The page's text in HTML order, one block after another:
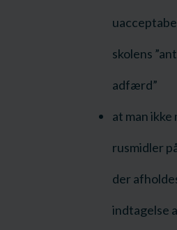
skolens
adfærd”
at man
rusmidler
der
indtagelse